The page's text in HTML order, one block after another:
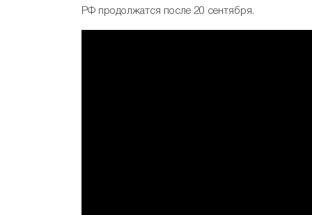
РФ продолжатся после 20 сентября.